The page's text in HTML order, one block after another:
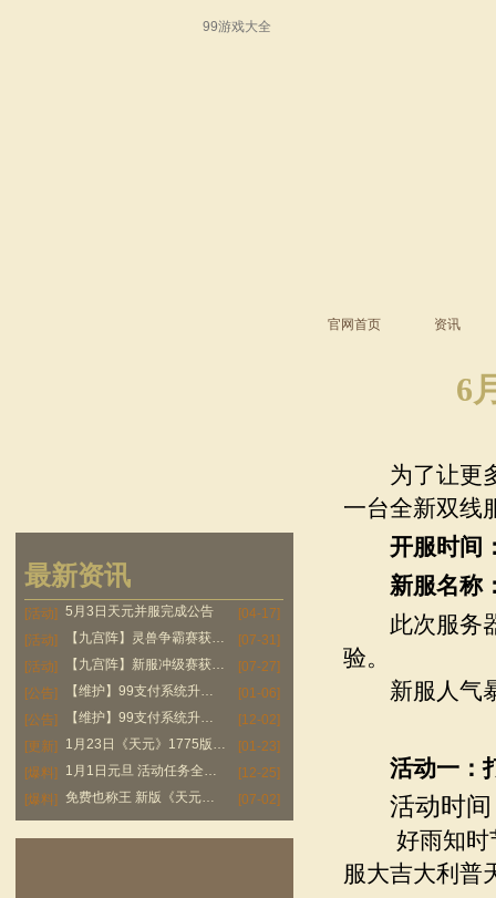
99游戏大全
最新资讯
[活动] 5月3日天元并服完成公告
[04-17]
[活动]
【九宫阵】灵兽争霸赛获奖名单
[07-31]
[活动]
【九宫阵】新服冲级赛获奖名单
[07-27]
[公告]
【维护】99支付系统升级维护公告
[01-06]
[公告]
【维护】99支付系统升级维护公告
[12-02]
[更新]
1月23日《天元》1775版本更新公告
[01-23]
[爆料]
1月1日元旦 活动任务全攻略
[12-25]
[爆料]
免费也称王 新版《天元》hold住 [07-02]
官网首页 资讯
6
为了让更多
一台全新双线
开服时间
新服名称
此次服务
验。
新服人气
活动一
活动时
好雨知时节
服大吉大利普